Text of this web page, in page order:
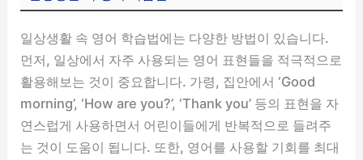
일상생활 속 영어 학습법에는 다양한 방법이 있습니다.
먼저, 일상에서 자주 사용되는 영어 표현들을 적극적으로
활용해보는 것이 중요합니다. 가령, 집안에서 ‘Good
morning’, ‘How are you?’, ‘Thank you’ 등의 표현을 자
연스럽게 사용하면서 어린이들에게 반복적으로 들려주
는 것이 도움이 됩니다. 또한, 영어를 사용할 기회를 최대